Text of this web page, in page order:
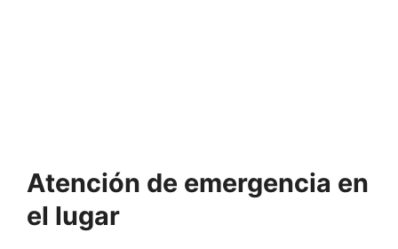
Atención de emergencia en
el lugar